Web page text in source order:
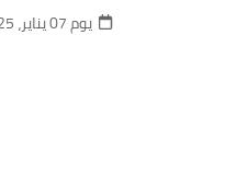
يوم 07 يناير، 2025